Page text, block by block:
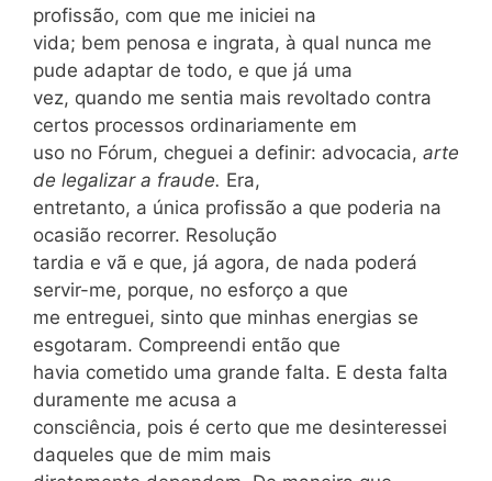
profissão, com que me iniciei na
vida; bem penosa e ingrata, à qual nunca me
pude adaptar de todo, e que já uma
vez, quando me sentia mais revoltado contra
certos processos ordinariamente em
uso no Fórum, cheguei a definir: advocacia, arte
de legalizar a fraude. Era,
entretanto, a única profissão a que poderia na
ocasião recorrer. Resolução
tardia e vã e que, já agora, de nada poderá
servir-me, porque, no esforço a que
me entreguei, sinto que minhas energias se
esgotaram. Compreendi então que
havia cometido uma grande falta. E desta falta
duramente me acusa a
consciência, pois é certo que me desinteressei
daqueles que de mim mais